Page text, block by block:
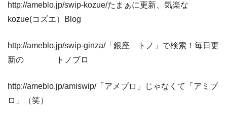
http://ameblo.jp/swip-kozue/たまぁに更新、気楽な
kozue(コズエ）Blog
http://ameblo.jp/swip-ginza/「銀座 トノ」で検索！毎日更
新の トノブロ
http://ameblo.jp/amiswip/「アメブロ」じゃなくて「アミブ
ロ」（笑）